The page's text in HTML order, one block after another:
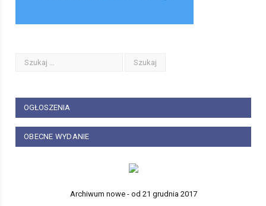
OGŁOSZENIA
OBECNE WYDANIE
Archiwum nowe - od 21 grudnia 2017